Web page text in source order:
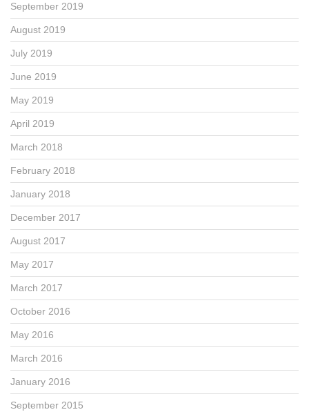
September 2019
August 2019
July 2019
June 2019
May 2019
April 2019
March 2018
February 2018
January 2018
December 2017
August 2017
May 2017
March 2017
October 2016
May 2016
March 2016
January 2016
September 2015